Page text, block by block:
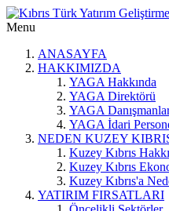
Menu
ANASAYFA
HAKKIMIZDA
YAGA Hakkında
YAGA Direktörü
YAGA
YAGA İdari
NEDEN KUZEY
Kuzey Kıbrıs
Kuzey Kıbrıs
Kuzey Kıbrıs'a
YATIRIM FIRSATLARI